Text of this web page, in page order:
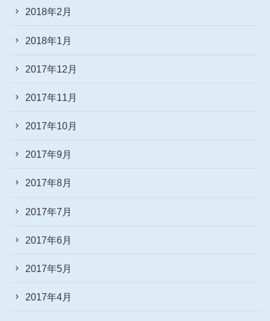
2018年2月
2018年1月
2017年12月
2017年11月
2017年10月
2017年9月
2017年8月
2017年7月
2017年6月
2017年5月
2017年4月